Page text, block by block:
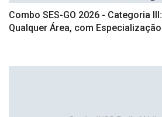
Combo SES-GO 2026 - Categoria
Qualquer Área, com